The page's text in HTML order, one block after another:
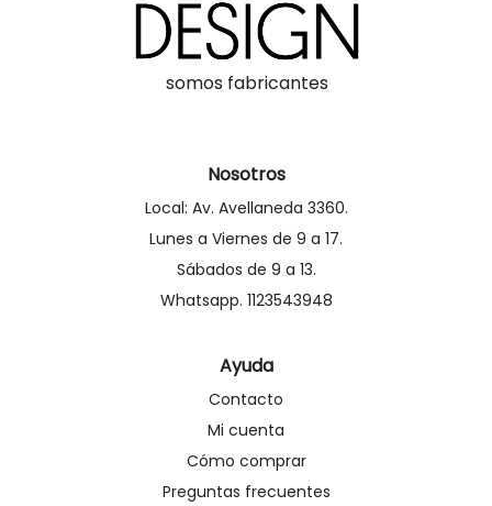
somos fabricantes
Nosotros
Local: Av. Avellaneda 3360.
Lunes a Viernes de 9 a 17.
Sábados de 9 a 13.
Whatsapp. 1123543948
Ayuda
Contacto
Mi cuenta
Cómo comprar
Preguntas frecuentes